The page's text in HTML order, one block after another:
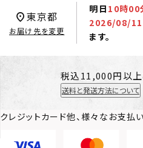
明日 10時00
2026/08/11
ます。
東京都
お届け先を変更
税込11,000円以上
送料と発送方法について
クレジットカード他、様々なお支払